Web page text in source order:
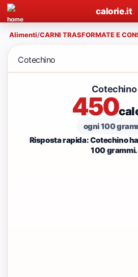
calorie.it
Alimenti/CARNI TRASFORMATE E
Cotechino
Cotechino
450
ogni 100
Risposta rapida: Cotechino
100 grammi.